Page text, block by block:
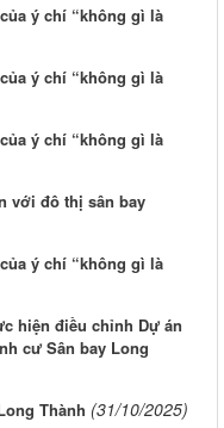
ý chí “không gì là
ý chí “không gì là
ý chí “không gì là
với đô thị sân bay
ý chí “không gì là
hiện điều chỉnh Dự án
cư Sân bay Long
Thành (31/10/2025)